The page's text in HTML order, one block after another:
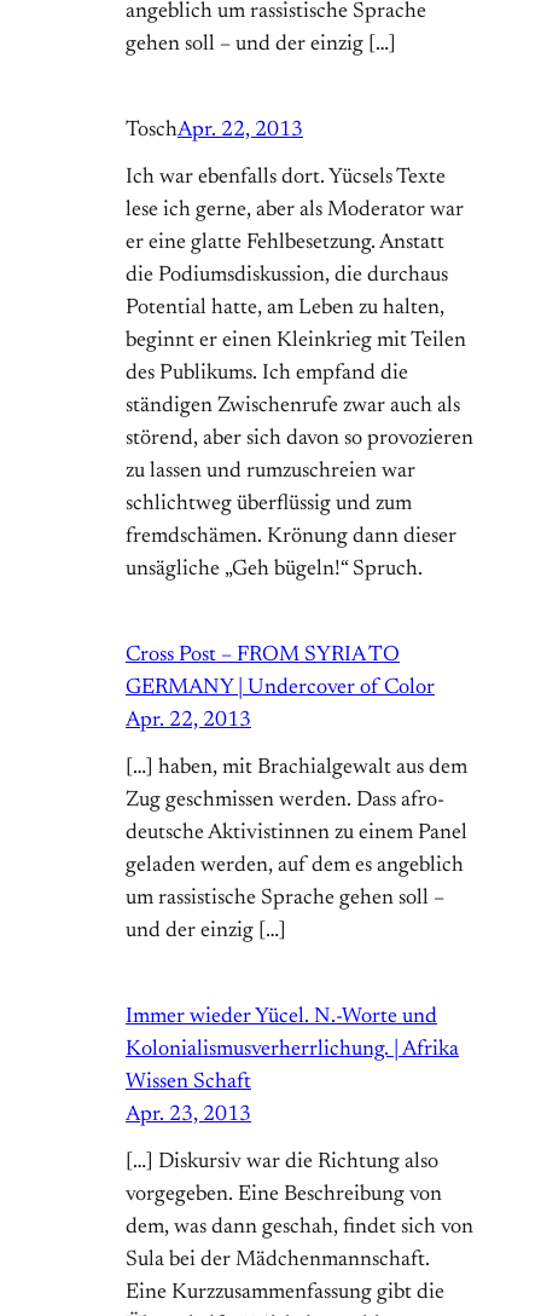
angeblich um rassistische Sprache
gehen soll – und der einzig […]
ToschApr. 22, 2013
Ich war ebenfalls dort. Yücsels Texte
lese ich gerne, aber als Moderator war
er eine glatte Fehlbesetzung. Anstatt
die Podiumsdiskussion, die durchaus
Potential hatte, am Leben zu halten,
beginnt er einen Kleinkrieg mit Teilen
des Publikums. Ich empfand die
ständigen Zwischenrufe zwar auch als
störend, aber sich davon so provozieren
zu lassen und rumzuschreien war
schlichtweg überflüssig und zum
fremdschämen. Krönung dann dieser
unsägliche „Geh bügeln!“ Spruch.
Cross Post – FROM SYRIA TO
GERMANY | Undercover of Color
Apr. 22, 2013
[…] haben, mit Brachialgewalt aus dem
Zug geschmissen werden. Dass afro-
deutsche Aktivistinnen zu einem Panel
geladen werden, auf dem es angeblich
um rassistische Sprache gehen soll –
und der einzig […]
Immer wieder Yücel. N.-Worte und
Kolonialismusverherrlichung. | Afrika
Wissen Schaft
Apr. 23, 2013
[…] Diskursiv war die Richtung also
vorgegeben. Eine Beschreibung von
dem, was dann geschah, findet sich von
Sula bei der Mädchenmannschaft.
Eine Kurzzusammenfassung gibt die